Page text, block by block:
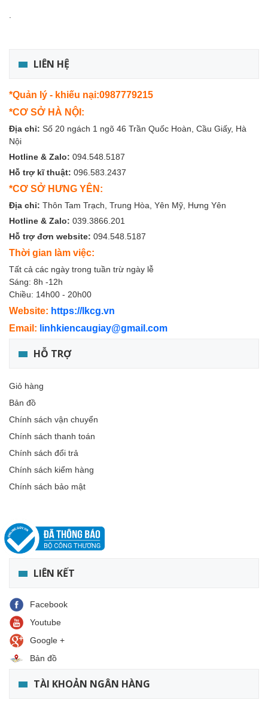
LIÊN HỆ
*Quản lý - khiếu nại:0987779215
*CƠ SỞ HÀ NỘI:
Địa chỉ: Số 20 ngách 1 ngõ 46 Trần Quốc Hoàn, Cầu Giấy, Hà
Nội
Hotline & Zalo: 094.548.5187
Hỗ trợ kĩ thuật: 096.583.2437
*CƠ SỞ HƯNG YÊN:
Địa chỉ: Thôn Tam Trạch, Trung Hòa, Yên Mỹ, Hưng Yên
Hotline & Zalo: 039.3866.201
Hỗ trợ đơn website: 094.548.5187
Thời gian làm việc:
Tất cả các ngày trong tuần trừ ngày lễ
Sáng: 8h -12h
Chiều: 14h00 - 20h00
Website: https://lkcg.vn
Email: linhkiencaugiay@gmail.com
HỖ TRỢ
Giỏ hàng
Bản đồ
Chính sách vận chuyển
Chính sách thanh toán
Chính sách đổi trả
Chính sách kiểm hàng
Chính sách bảo mật
LIÊN KẾT
Facebook
Youtube
Google +
Bản đồ
TÀI KHOẢN NGÂN HÀNG